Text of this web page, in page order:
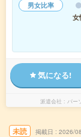
男女比率
女
気になる!
派遣会社 パー
未読 掲載日 2026/